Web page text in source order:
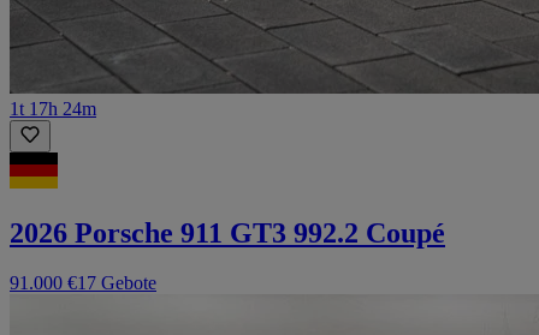
1t 17h 24m
2026 Porsche 911 GT3 992.2 Coupé
91.000 €17 Gebote